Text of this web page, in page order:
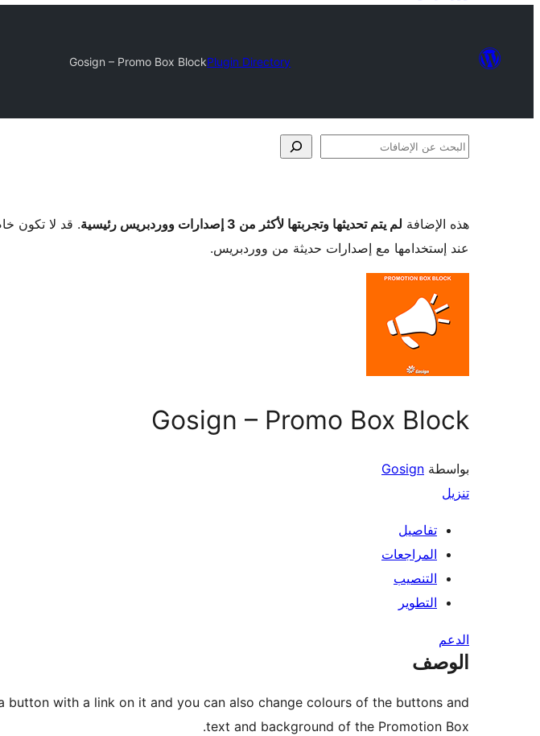
Plugin Directory
Gosign – Promo Box Block
البحث
هذه الإضافة لم يتم تحديثها وتجربتها لأكثر من 3 إصدارات ووردبريس رئيسية
. قد لا تكون
عند إستخدامها مع إصدارات حديثة من ووردبريس.
Gosign – Promo Box Block
بواسطة Gosign
تنزيل
تفاصيل
المراجعات
التنصيب
التطوير
الدعم
الوصف
with a link on it and you can also change colours of the buttons and
text and background of the Promotion Box.